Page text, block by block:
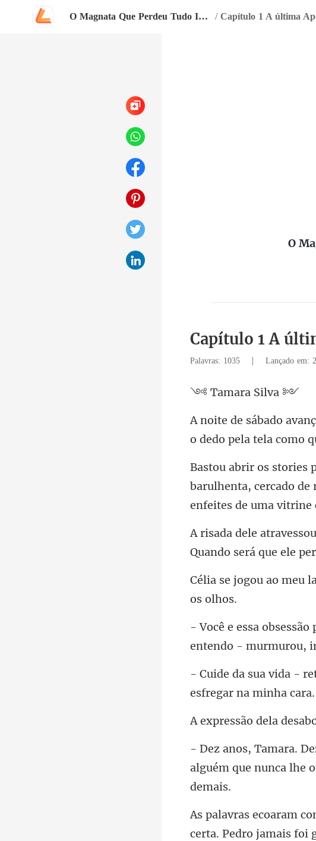
O Magnata Que Perdeu Tudo Inclusive Ela / Capítulo 1 A última
O
Capítulo 1 A
Palavras: 1035 | Lançado em:
ara S
o dedo pela tela com
barulhenta, cercado de
Quando ser
esfregar na minha ca
alguém que nunca lhe
certa. Pedro jamais foi